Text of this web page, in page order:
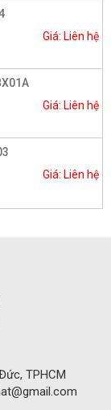
Giá: Liên hệ
Giá: Liên hệ
Giá: Liên hệ
TPHCM